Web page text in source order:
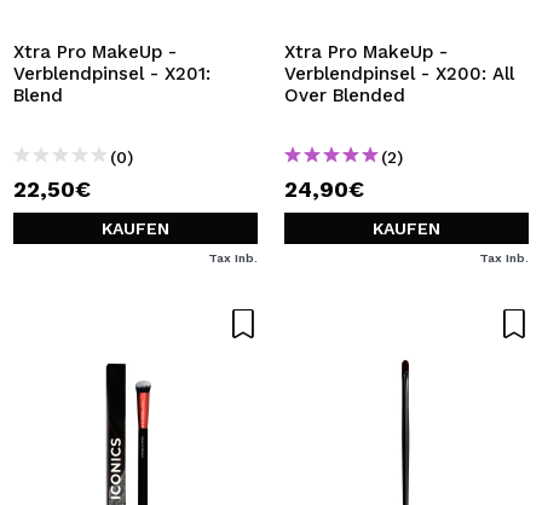
Durch die Erstellung eines Kontos bei Maquillalia.de
können Sie Ihre Einkäufe schnell tätigen, den Status Ihrer
BENUTZERKONTO ERSTELLEN
Xtra Pro MakeUp -
Verblendpinsel - X201:
Blend
(0)
22,50€
KAUFEN
Tax Inb.
Xtra Pro MakeUp -
Verblendpinsel - X200: All
Over Blended
(2)
24,90€
KAUFEN
Tax Inb.